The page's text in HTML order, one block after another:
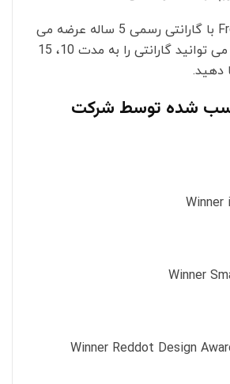
اینورترهای Fronius با گارانتی رسمی 5 ساله عرضه می
شوند، هم چنین می توانید گارانتی را به مدت 10، 15
شده توسط شرکت
Winner
Winner
Winner Reddot Design